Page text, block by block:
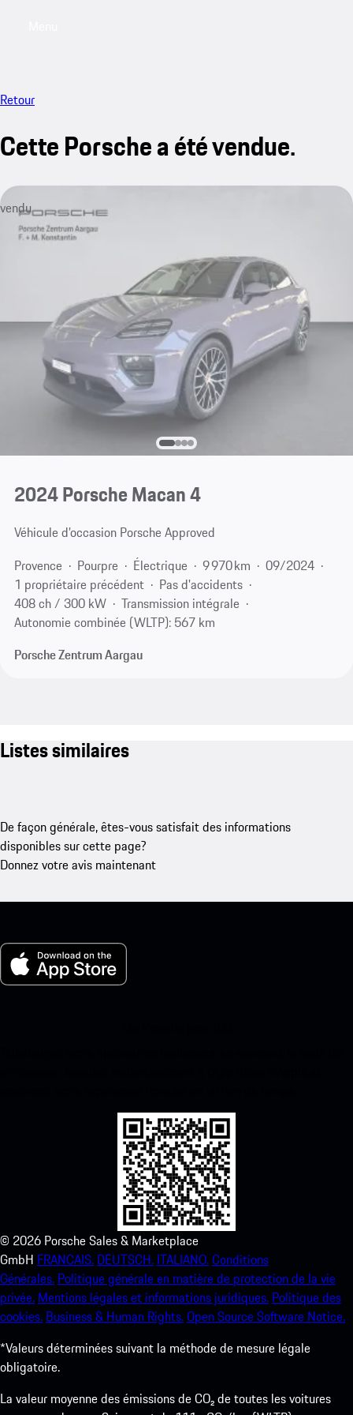
Retour
Cette Porsche a été vendue.
vendu
2024 Porsche Macan 4
Véhicule d’occasion Porsche Approved
Provence
Pourpre Électrique 9 970 km
09/2024
1 propriétaire précédent
Pas d'accidents
408 ch / 300 kW
Transmission intégrale
Autonomie combinée (WLTP): 567 km
Porsche Zentrum Aargau
Listes similaires
De façon générale, êtes-vous satisfait des informations
disponibles sur cette page?
Donnez votre avis maintenant
© 2026 Porsche Sales & Marketplace
GmbH FRANCAIS. DEUTSCH. ITALIANO.Conditions
Générales. Politique générale en matière de protection de la vie
privée. Mentions légales et informations juridiques. Politique des
cookies. Business & Human Rights.Open Source Software Notice.
*Valeurs déterminées suivant la méthode de mesure légale
obligatoire.
La valeur moyenne des émissions de CO₂ de toutes les voitures